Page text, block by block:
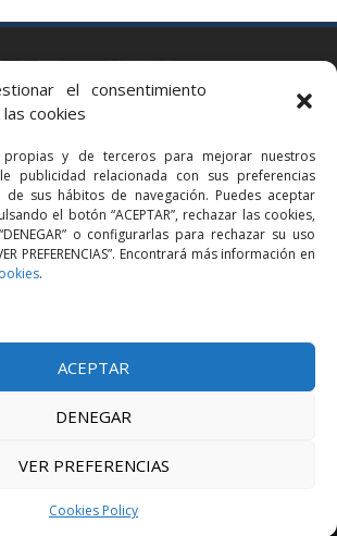
el consentimiento
cookies
propias y de terceros para mejorar nuestros
publicidad relacionada con sus preferencias
de sus hábitos de navegación. Puedes aceptar
el botón “ACEPTAR”, rechazar las cookies,
o configurarlas para rechazar su uso
PREFERENCIAS”. Encontrará más información en
.
ACEPTAR
DENEGAR
VER PREFERENCIAS
Cookies Policy
Augusta 2 bis, 3º, 08006 Barcelona
Sant Jaume, 16 1r, 08401 Granollers (Bcn)
93 860 39 60
Serrano 114, 2º izq. 28006 Madrid.
91 431 98 21 | +34 91 431 98 95
- All rights reserved -Legal Notice
Design: